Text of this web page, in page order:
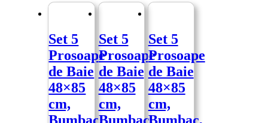
Set 5
Prosoape
de Baie
48×85
cm,
Bumbac,
Set 5
Prosoape
de Baie
48×85
cm,
Bumbac,
Set 5
Prosoape
de Baie
48×85
cm,
Bumbac,